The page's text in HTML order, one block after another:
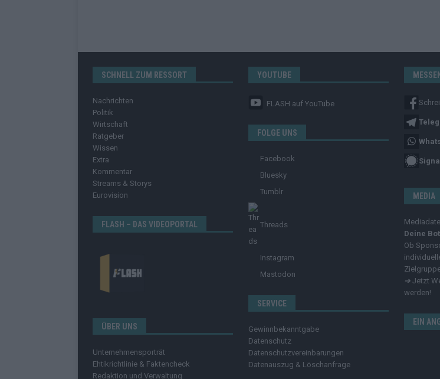
SCHNELL ZUM RESSORT
Nachrichten
Politik
Wirtschaft
Ratgeber
Wissen
Extra
Kommentar
Streams & Storys
Eurovision
FLASH – DAS VIDEOPORTAL
ÜBER UNS
Unternehmensporträt
Ehtikrichtlinie & Faktencheck
Redaktion und Verwaltung
YOUTUBE
FLASH auf YouTube
FOLGE UNS
Facebook
Bluesky
Tumblr
Threads
Instagram
Mastodon
SERVICE
Gewinnbekanntgabe
Datenschutz
Datenschutzvereinbarungen
Datenauszug & Löschanfrage
MEDIA
Deine
Ob
➔ Jetzt
werden!
EIN